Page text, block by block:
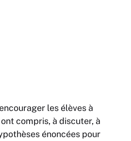
les élèves à
compris, à discuter, à
énoncées pour